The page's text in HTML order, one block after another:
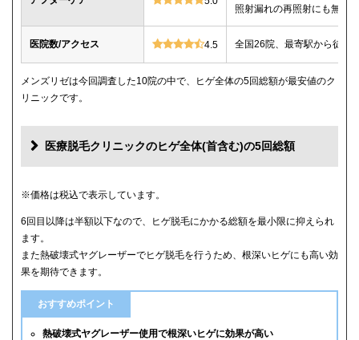
照射漏れの再照射にも無料
医院数/アクセス 4.5 全国26院、最寄駅から徒歩
メンズリゼは今回調査した10院の中で、ヒゲ全体の5回総額が最安値のク
リニックです。
医療脱毛クリニックのヒゲ全体(首含む)の5回総額
クリニック
メンズリゼ 59,800円
メンズルシアクリニック 61,600円(平日5回)
65,880円(6回)
渋谷美容外科クリニック 74,800円(首あご裏除く)
※価格は税込で表示しています。
6回目以降は半額以下なので、ヒゲ脱毛にかかる総額を最小限に抑えられ
ます。
また熱破壊式ヤグレーザーでヒゲ脱毛を行うため、根深いヒゲにも高い効
果を期待できます。
おすすめポイント
熱破壊式ヤグレーザー使用で根深いヒゲに効果が高い